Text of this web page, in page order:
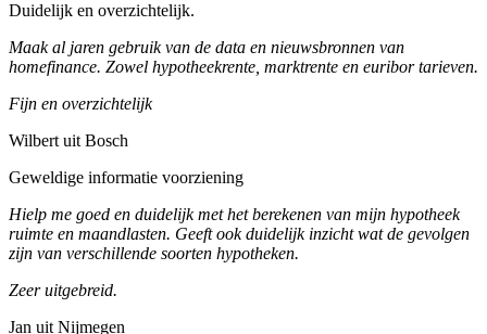
Duidelijk en overzichtelijk.
Maak al jaren gebruik van de data en nieuwsbronnen van
homefinance. Zowel hypotheekrente, marktrente en euribor tarieven.
Fijn en overzichtelijk
Wilbert uit Bosch
Geweldige informatie voorziening
Hielp me goed en duidelijk met het berekenen van mijn hypotheek
ruimte en maandlasten. Geeft ook duidelijk inzicht wat de gevolgen
zijn van verschillende soorten hypotheken.
Zeer uitgebreid.
Jan uit Nijmegen